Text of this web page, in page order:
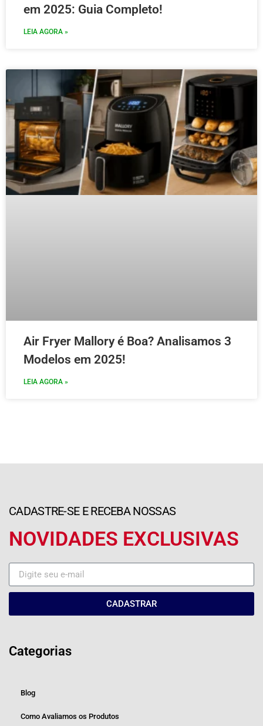
em 2025: Guia Completo!
LEIA AGORA »
Air Fryer Mallory é Boa? Analisamos 3
Modelos em 2025!
LEIA AGORA »
CADASTRE-SE E RECEBA NOSSAS
NOVIDADES EXCLUSIVAS
CADASTRAR
Categorias
Blog
Como Avaliamos os Produtos